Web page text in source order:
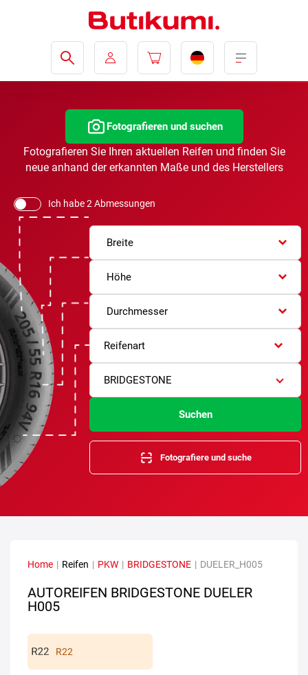
Fotografieren und suchen
Fotografieren Sie Ihren aktuellen Reifen und finden Sie
neue anhand der erkannten Maße und des Herstellers
Ich habe 2 Abmessungen
Breite
Höhe
Durchmesser
Reifenart
BRIDGESTONE
Suchen
Fotografiere und suche
Home | Reifen | PKW | BRIDGESTONE | DUELER_H005
AUTOREIFEN BRIDGESTONE DUELER
H005
R22